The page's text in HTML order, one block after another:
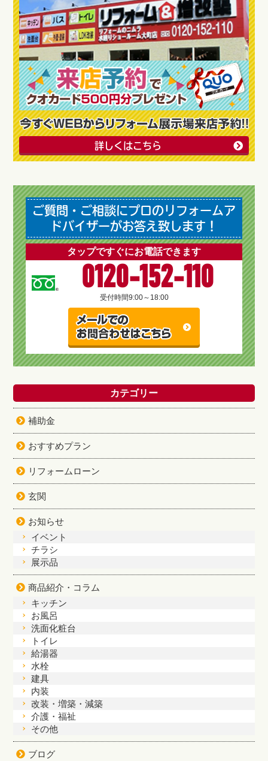
詳しくはこちら
ご質問・ご相談にプロのリフォームア
ドバイザーがお答え致します！
タップですぐにお電話できます
0120-152-110
受付時間9:00～18:00
カテゴリー
補助金
おすすめプラン
リフォームローン
玄関
お知らせ
イベント
チラシ
展示品
商品紹介・コラム
キッチン
お風呂
洗面化粧台
トイレ
給湯器
水栓
建具
内装
改装・増築・減築
介護・福祉
その他
ブログ